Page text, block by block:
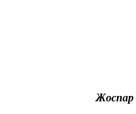
Жоспар